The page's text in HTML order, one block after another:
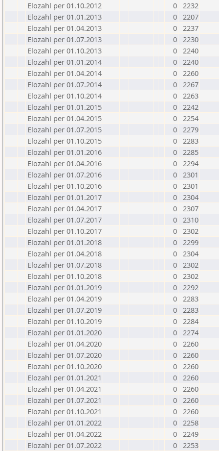
Elozahl per 01.10.2012
0 2232
Elozahl per 01.01.2013
0 2207
Elozahl per 01.04.2013
0 2237
Elozahl per 01.07.2013
0 2230
Elozahl per 01.10.2013
0 2240
Elozahl per 01.01.2014
0 2240
Elozahl per 01.04.2014
0 2260
Elozahl per 01.07.2014
0 2267
Elozahl per 01.10.2014
0 2263
Elozahl per 01.01.2015
0 2242
Elozahl per 01.04.2015
0 2254
Elozahl per 01.07.2015
0 2279
Elozahl per 01.10.2015
0 2283
Elozahl per 01.01.2016
0 2285
Elozahl per 01.04.2016
0 2294
Elozahl per 01.07.2016
0 2301
Elozahl per 01.10.2016
0 2301
Elozahl per 01.01.2017
0 2304
Elozahl per 01.04.2017
0 2307
Elozahl per 01.07.2017
0 2310
Elozahl per 01.10.2017
0 2302
Elozahl per 01.01.2018
0 2299
Elozahl per 01.04.2018
0 2304
Elozahl per 01.07.2018
0 2302
Elozahl per 01.10.2018
0 2302
Elozahl per 01.01.2019
0 2292
Elozahl per 01.04.2019
0 2283
Elozahl per 01.07.2019
0 2283
Elozahl per 01.10.2019
0 2284
Elozahl per 01.01.2020
0 2274
Elozahl per 01.04.2020
0 2260
Elozahl per 01.07.2020
0 2260
Elozahl per 01.10.2020
0 2260
Elozahl per 01.01.2021
0 2260
Elozahl per 01.04.2021
0 2260
Elozahl per 01.07.2021
0 2260
Elozahl per 01.10.2021
0 2260
Elozahl per 01.01.2022
0 2258
Elozahl per 01.04.2022
0 2249
Elozahl per 01.07.2022
0 2253